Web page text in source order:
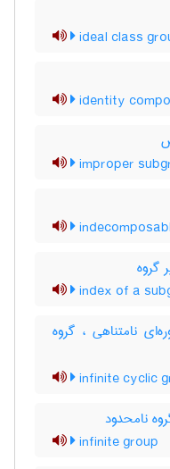
ideal class
identity
improper
index of a
نامتناهی ، گروه
infinite cyclic
نامحدود
infinite group